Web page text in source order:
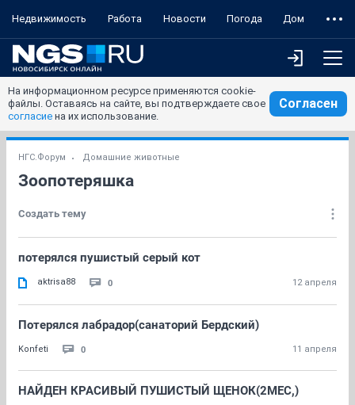
Недвижимость Работа Новости Погода Дом
На информационном ресурсе применяются cookie-
файлы. Оставаясь на сайте, вы подтверждаете свое
согласие на их использование.
Согласен
НГС.Форум Домашние животные
Зоопотеряшка
Создать тему
потерялся пушистый серый кот
aktrisa88 0 12 апреля
Потерялся лабрадор(санаторий Бердский)
Konfeti 0 11 апреля
НАЙДЕН КРАСИВЫЙ ПУШИСТЫЙ ЩЕНОК(2МЕС,)